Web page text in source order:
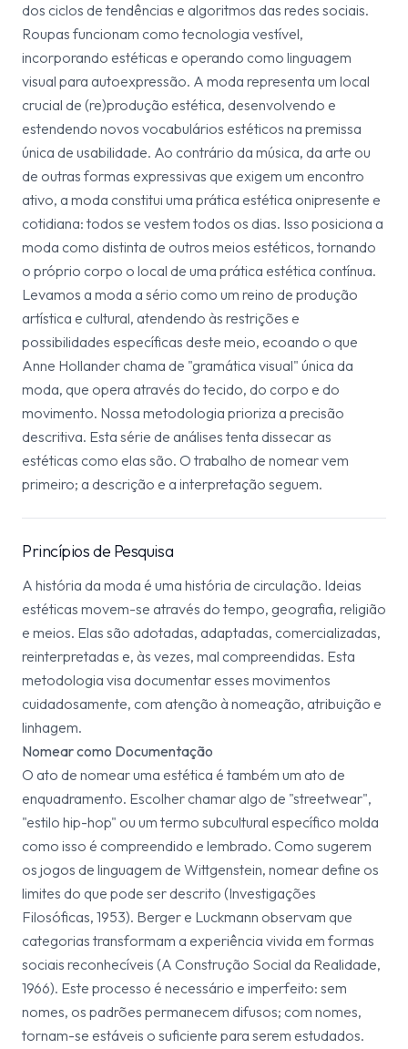
dos ciclos de tendências e algoritmos das redes sociais.
Roupas funcionam como tecnologia vestível,
incorporando estéticas e operando como linguagem
visual para autoexpressão. A moda representa um local
crucial de (re)produção estética, desenvolvendo e
estendendo novos vocabulários estéticos na premissa
única de usabilidade. Ao contrário da música, da arte ou
de outras formas expressivas que exigem um encontro
ativo, a moda constitui uma prática estética onipresente e
cotidiana: todos se vestem todos os dias. Isso posiciona a
moda como distinta de outros meios estéticos, tornando
o próprio corpo o local de uma prática estética contínua.
Levamos a moda a sério como um reino de produção
artística e cultural, atendendo às restrições e
possibilidades específicas deste meio, ecoando o que
Anne Hollander chama de "gramática visual" única da
moda, que opera através do tecido, do corpo e do
movimento. Nossa metodologia prioriza a precisão
descritiva. Esta série de análises tenta dissecar as
estéticas como elas são. O trabalho de nomear vem
primeiro; a descrição e a interpretação seguem.
Princípios de Pesquisa
A história da moda é uma história de circulação. Ideias
estéticas movem-se através do tempo, geografia, religião
e meios. Elas são adotadas, adaptadas, comercializadas,
reinterpretadas e, às vezes, mal compreendidas. Esta
metodologia visa documentar esses movimentos
cuidadosamente, com atenção à nomeação, atribuição e
linhagem.
Nomear como Documentação
O ato de nomear uma estética é também um ato de
enquadramento. Escolher chamar algo de "streetwear",
"estilo hip-hop" ou um termo subcultural específico molda
como isso é compreendido e lembrado. Como sugerem
os jogos de linguagem de Wittgenstein, nomear define os
limites do que pode ser descrito (Investigações
Filosóficas, 1953). Berger e Luckmann observam que
categorias transformam a experiência vivida em formas
sociais reconhecíveis (A Construção Social da Realidade,
1966). Este processo é necessário e imperfeito: sem
nomes, os padrões permanecem difusos; com nomes,
tornam-se estáveis o suficiente para serem estudados.